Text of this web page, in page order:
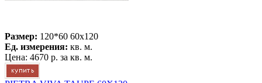
Размер: 120*60 60x120
Ед. измерения: кв. м.
Цена: 4670 р. за кв. м.